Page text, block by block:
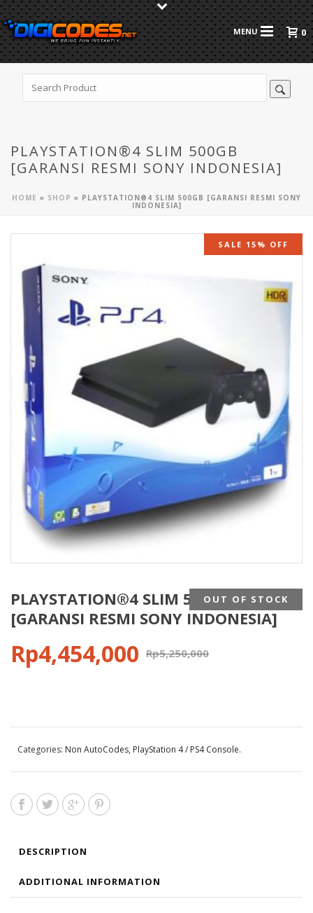
0
PLAYSTATION®4 SLIM 500GB
[GARANSI RESMI SONY INDONESIA]
HOME » SHOP » PLAYSTATION®4 SLIM 500GB [GARANSI RESMI SONY
INDONESIA]
SALE 15% OFF
PLAYSTATION®4 SLIM 500GB
[GARANSI RESMI SONY INDONESIA]
Rp5,250,000
Rp4,454,000
OUT OF STOCK
Categories: Non AutoCodes, PlayStation 4 / PS4 Console.
DESCRIPTION
ADDITIONAL INFORMATION